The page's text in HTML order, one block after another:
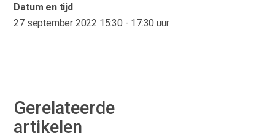
Datum en tijd
27 september 2022 15:30 - 17:30 uur
Gerelateerde
artikelen